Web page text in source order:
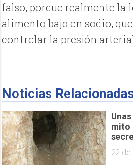
falso, porque realmente la
alimento bajo en sodio,
controlar la presión
Noticias Relacionadas
mito
22 de